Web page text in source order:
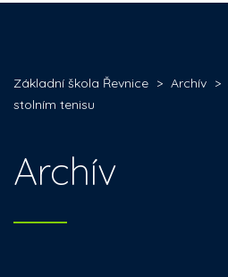
Základní škola Řevnice > Archív >
stolním tenisu
Archív